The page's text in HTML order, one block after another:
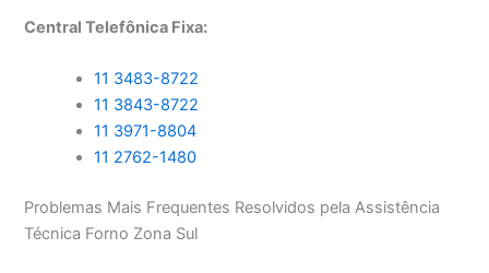
Central Telefônica Fixa:
11 3483-8722
11 3843-8722
11 3971-8804
11 2762-1480
Problemas Mais Frequentes Resolvidos pela Assistência
Técnica Forno Zona Sul